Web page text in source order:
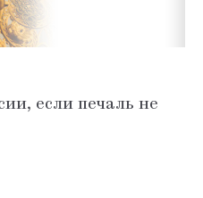
если печаль не